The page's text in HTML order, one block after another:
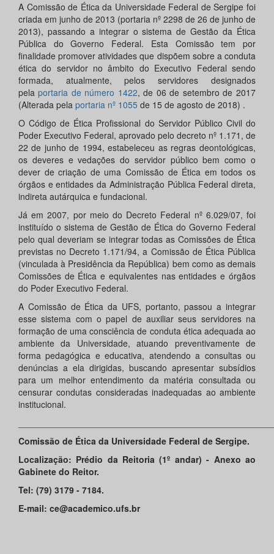
A Comissão de Ética da Universidade Federal de Sergipe foi
criada em junho de 2013 (portaria nº 2298 de 26 de junho de
2013), passando a integrar o sistema de Gestão da Ética
Pública do Governo Federal. Esta Comissão tem por
finalidade promover atividades que dispõem sobre a conduta
ética do servidor no âmbito do Executivo Federal sendo
formada, atualmente, pelos servidores designados
pelaportaria de número 1422, de 06 de setembro de 2017
(Alterada pela portaria nº 1055 de 15 de agosto de 2018) .
O Código de Ética Profissional do Servidor Público Civil do
Poder Executivo Federal, aprovado pelo decreto nº 1.171, de
22 de junho de 1994, estabeleceu as regras deontológicas,
os deveres e vedações do servidor público bem como o
dever de criação de uma Comissão de Ética em todos os
órgãos e entidades da Administração Pública Federal direta,
indireta autárquica e fundacional.
Já em 2007, por meio do Decreto Federal nº 6.029/07, foi
instituído o sistema de Gestão de Ética do Governo Federal
pelo qual deveriam se integrar todas as Comissões de Ética
previstas no Decreto 1.171/94, a Comissão de Ética Pública
(vinculada à Presidência da República) bem como as demais
Comissões de Ética e equivalentes nas entidades e órgãos
do Poder Executivo Federal.
A Comissão de Ética da UFS, portanto, passou a integrar
esse sistema com o papel de auxiliar seus servidores na
formação de uma consciência de conduta ética adequada ao
ambiente da Universidade, atuando preventivamente de
forma pedagógica e educativa, atendendo a consultas ou
denúncias a ela dirigidas, buscando apresentar subsídios
para um melhor entendimento da matéria consultada ou
censurar condutas consideradas inadequadas ao ambiente
institucional.
Comissão de Ética da Universidade Federal de Sergipe.
Localização: Prédio da Reitoria (1º andar) - Anexo ao
Gabinete do Reitor.
Tel: (79) 3179 - 7184.
E-mail: ce@academico.ufs.br